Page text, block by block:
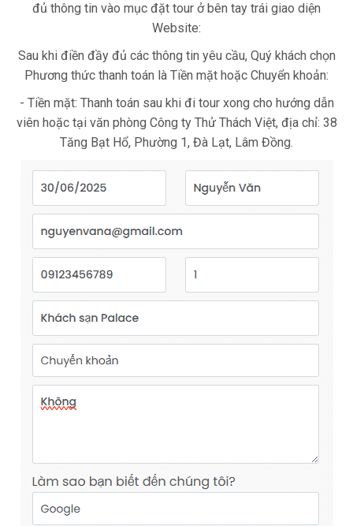
đủ thông tin vào mục đặt tour ở bên tay trái giao diện
Website:
Sau khi điền đầy đủ các thông tin yêu cầu, Quý khách chọn
Phương thức thanh toán là Tiền mặt hoặc Chuyển khoản:
- Tiền mặt: Thanh toán sau khi đi tour xong cho hướng dẫn
viên hoặc tại văn phòng Công ty Thử Thách Việt, địa chỉ: 38
Tăng Bạt Hổ, Phường 1, Đà Lạt, Lâm Đồng.